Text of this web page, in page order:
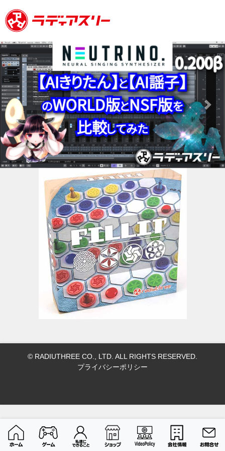
Previous Next
© RADIUTHREE CO., LTD. ALL RIGHTS RESERVED.
プライバシーポリシー